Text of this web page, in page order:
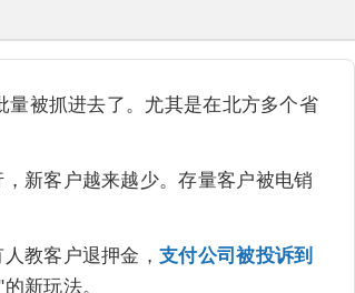
被抓进去了。尤其是在北方多个省
新客户越来越少。存量客户被电销
教客户退押金，支付公司被投诉到
新玩法。